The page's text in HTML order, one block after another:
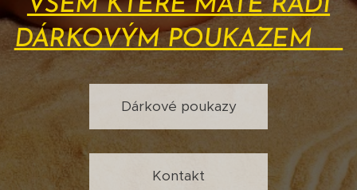
VŠEM KTERÉ MÁTE RÁDI
DÁRKOVÝM POUKAZEM❤️
Dárkové poukazy
Kontakt